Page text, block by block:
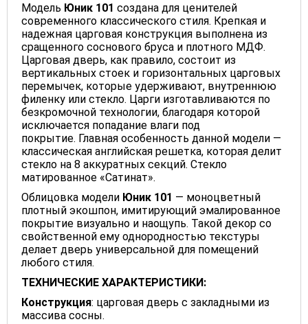
Модель Юник 101 создана для ценителей
современного классического стиля. Крепкая и
надежная царговая конструкция выполнена из
сращенного соснового бруса и плотного МДФ.
Царговая дверь, как правило, состоит из
вертикальных стоек и горизонтальных царговых
перемычек, которые удерживают, внутреннюю
филенку или стекло. Царги изготавливаются по
безкромочной технологии, благодаря которой
исключается попадание влаги под
покрытие. Главная особенность данной модели —
классическая английская решетка, которая делит
стекло на 8 аккуратных секций. Стекло
матированное «Сатинат».
Облицовка модели Юник 101 — моноцветный
плотный экошпон, имитирующий эмалированное
покрытие визуально и наощупь. Такой декор со
свойственной ему однородностью текстуры
делает дверь универсальной для помещений
любого стиля.
ТЕХНИЧЕСКИЕ ХАРАКТЕРИСТИКИ:
Конструкция: царговая дверь с закладными из
массива сосны.